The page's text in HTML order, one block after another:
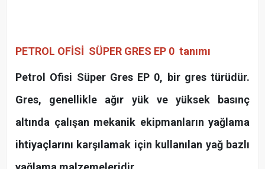
PETROL OFİSİ SÜPER GRES EP 0 tanımı
Petrol Ofisi Süper Gres EP 0, bir gres türüdür.
Gres, genellikle ağır yük ve yüksek basınç
altında çalışan mekanik ekipmanların yağlama
ihtiyaçlarını karşılamak için kullanılan yağ bazlı